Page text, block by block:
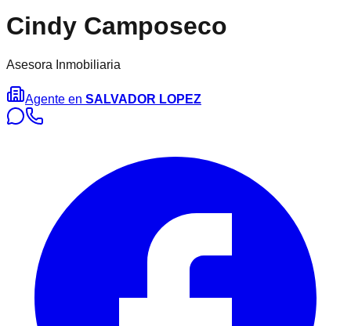
Cindy Camposeco
Asesora Inmobiliaria
Agente en SALVADOR LOPEZ